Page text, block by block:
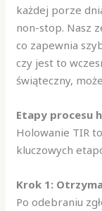
każdej porze
non-stop. Nasz
co zapewnia
czy jest to
świąteczny,
Etapy procesu
Holowanie TIR
kluczowych
Krok 1:
Po odebraniu